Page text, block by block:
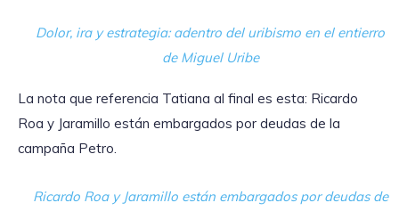
Dolor, ira y estrategia: adentro del uribismo en el entierro
de Miguel Uribe
La nota que referencia Tatiana al final es esta: Ricardo
Roa y Jaramillo están embargados por deudas de la
campaña Petro.
Ricardo Roa y Jaramillo están embargados por deudas de